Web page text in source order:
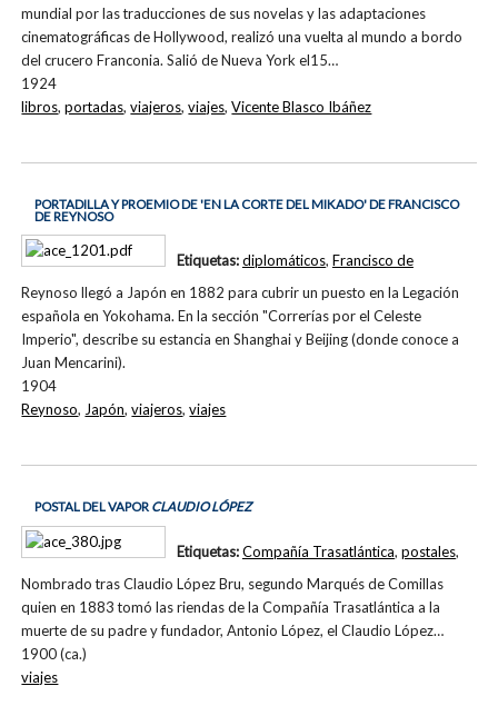
mundial por las traducciones de sus novelas y las adaptaciones
cinematográficas de Hollywood, realizó una vuelta al mundo a bordo
del crucero Franconia. Salió de Nueva York el15…
1924
libros,portadas,viajeros,viajes,Vicente Blasco Ibáñez
PORTADILLA Y PROEMIO DE 'EN LA CORTE DEL MIKADO' DE FRANCISCO
DE REYNOSO
Reynoso llegó a Japón en 1882 para cubrir un puesto en la Legación
española en Yokohama. En la sección "Correrías por el Celeste
Imperio", describe su estancia en Shanghai y Beijing (donde conoce a
Juan Mencarini).
1904
Etiquetas:diplomáticos, Francisco de
Reynoso, Japón,viajeros,viajes
POSTAL DEL VAPOR CLAUDIO LÓPEZ
Nombrado tras Claudio López Bru, segundo Marqués de Comillas
quien en 1883 tomó las riendas de la Compañía Trasatlántica a la
muerte de su padre y fundador, Antonio López, el Claudio López…
1900 (ca.)
Etiquetas:Compañía Trasatlántica, postales,
viajes